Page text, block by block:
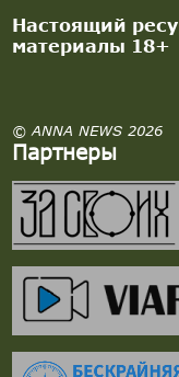
Настоящий
материалы 18+
© ANNA NEWS 2026
Партнеры